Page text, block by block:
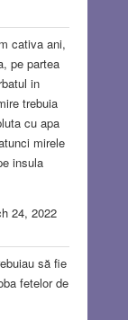
cativa ani,
pe partea
in
trebuia
cu apa
mirele
insula
24, 2022
să fie
fetelor de